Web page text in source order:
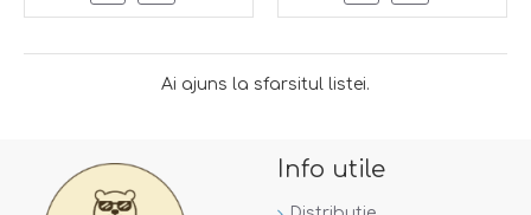
Ai ajuns la sfarsitul listei.
Info utile